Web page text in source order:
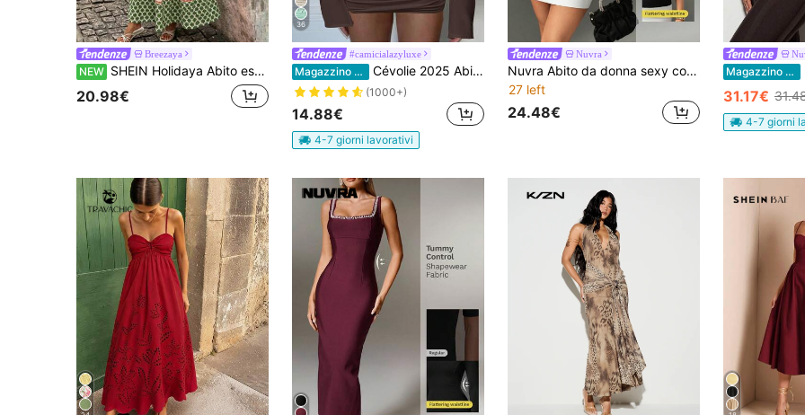
Breezaya
NEW SHEIN Holidaya Abito estivo da donna nuovo con blocchi di colore, carino, con spalline sottili, orlo arricciato lungo, abito da vacanza a-line, abito lungo con stampa a blocchi di colore, abito con stampa, abito lungo, abito con spalline sottili, abito con blocchi di colore, abito da vacanza da donna
20.98€
36
#camicialazyluxe
Magazzino EU Cévolie 2025 Abito mini con bottoni frontali di colore unito alla moda per donna
(1000+)
14.88€
4-7 giorni lavorativi
Nuvra
Nuvra Abito da donna sexy con spalline sottili, design patchwork, vita stretta, essenziale per banchetti
27 left
24.48€
Magazzino EU
31.17€
4-7 giorni